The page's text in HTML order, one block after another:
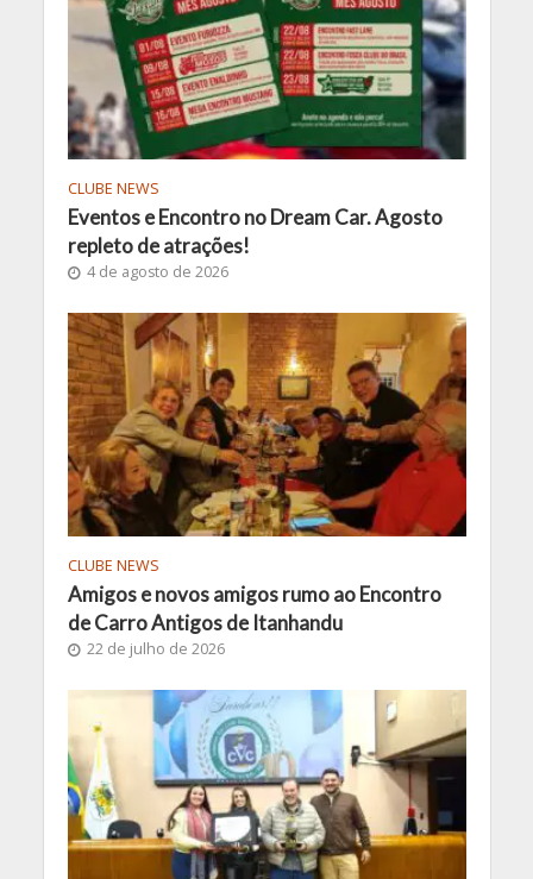
CLUBE NEWS
Eventos e Encontro no Dream Car. Agosto
repleto de atrações!
4 de agosto de 2026
CLUBE NEWS
Amigos e novos amigos rumo ao Encontro
de Carro Antigos de Itanhandu
22 de julho de 2026